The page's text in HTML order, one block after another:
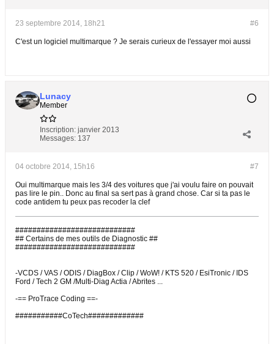
#6
23 septembre 2014, 18h21
C'est un logiciel multimarque ? Je serais curieux de l'essayer moi aussi
Lunacy
Member
Inscription: janvier 2013
Messages: 137
#7
04 octobre 2014, 15h16
Oui multimarque mais les 3/4 des voitures que j'ai voulu faire on pouvait
pas lire le pin.. Donc au final sa sert pas à grand chose. Car si ta pas le
code antidem tu peux pas recoder la clef
############################
## Certains de mes outils de Diagnostic ##
############################
-VCDS / VAS / ODIS / DiagBox / Clip / WoW! / KTS 520 / EsiTronic / IDS
Ford / Tech 2 GM /Multi-Diag Actia / Abrites ...
-== ProTrace Coding ==-
###########CoTech#############